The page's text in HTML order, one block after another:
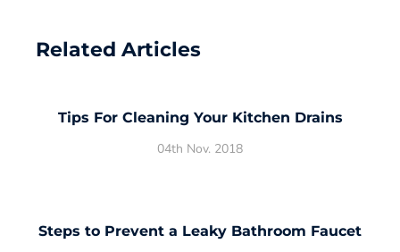
Related Articles
Tips For Cleaning Your Kitchen Drains
04th Nov. 2018
Steps to Prevent a Leaky Bathroom Faucet